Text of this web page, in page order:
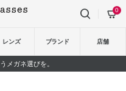
レンズ ブランド 店舗
0
メガネ選びを。